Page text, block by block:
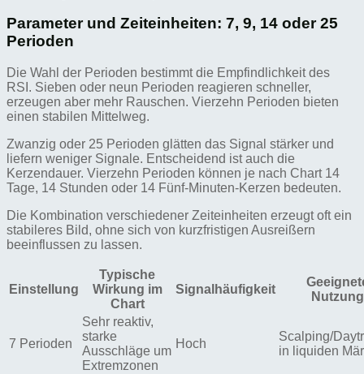
Parameter und Zeiteinheiten: 7, 9, 14 oder 25
Perioden
Die Wahl der Perioden bestimmt die Empfindlichkeit des
RSI. Sieben oder neun Perioden reagieren schneller,
erzeugen aber mehr Rauschen. Vierzehn Perioden bieten
einen stabilen Mittelweg.
Zwanzig oder 25 Perioden glätten das Signal stärker und
liefern weniger Signale. Entscheidend ist auch die
Kerzendauer. Vierzehn Perioden können je nach Chart 14
Tage, 14 Stunden oder 14 Fünf-Minuten-Kerzen bedeuten.
Die Kombination verschiedener Zeiteinheiten erzeugt oft ein
stabileres Bild, ohne sich von kurzfristigen Ausreißern
beeinflussen zu lassen.
Einstellung
Typische
Wirkung im
Chart
Signalhäufigkeit
Nutzung
7 Perioden
Sehr reaktiv,
starke
Ausschläge um
Extremzonen
Hoch
Scalping/
in liquiden